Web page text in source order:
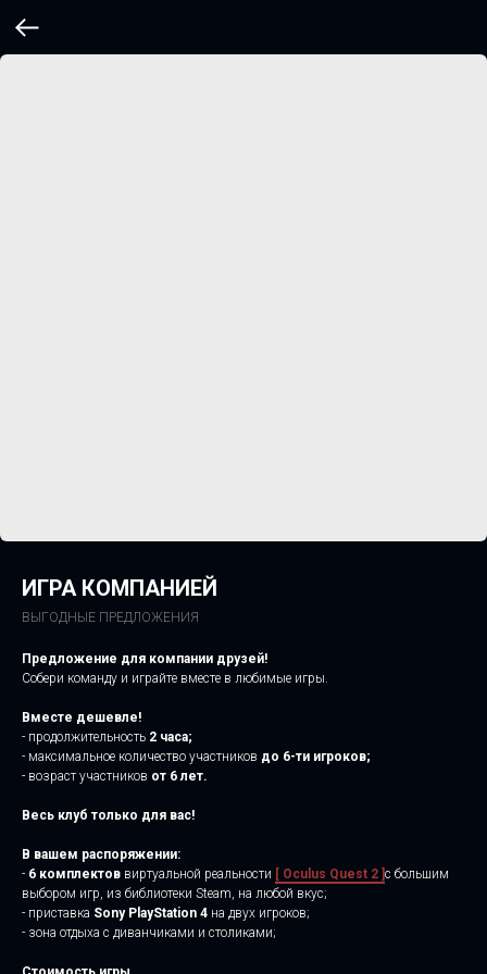
ИГРА КОМПАНИЕЙ
ВЫГОДНЫЕ ПРЕДЛОЖЕНИЯ
Предложение для компании друзей!
Собери команду и играйте вместе в любимые игры.
Вместе дешевле!
- продолжительность 2 часа;
- максимальное количество участников до 6-ти игроков;
- возраст участников от 6 лет.
Весь клуб только для вас!
В вашем распоряжении:
- 6 комплектов виртуальной реальности [ Oculus Quest 2 ]c большим
выбором игр, из библиотеки Steam, на любой вкус;
- приставка Sony PlayStation 4 на двух игроков;
- зона отдыха c диванчиками и столиками;